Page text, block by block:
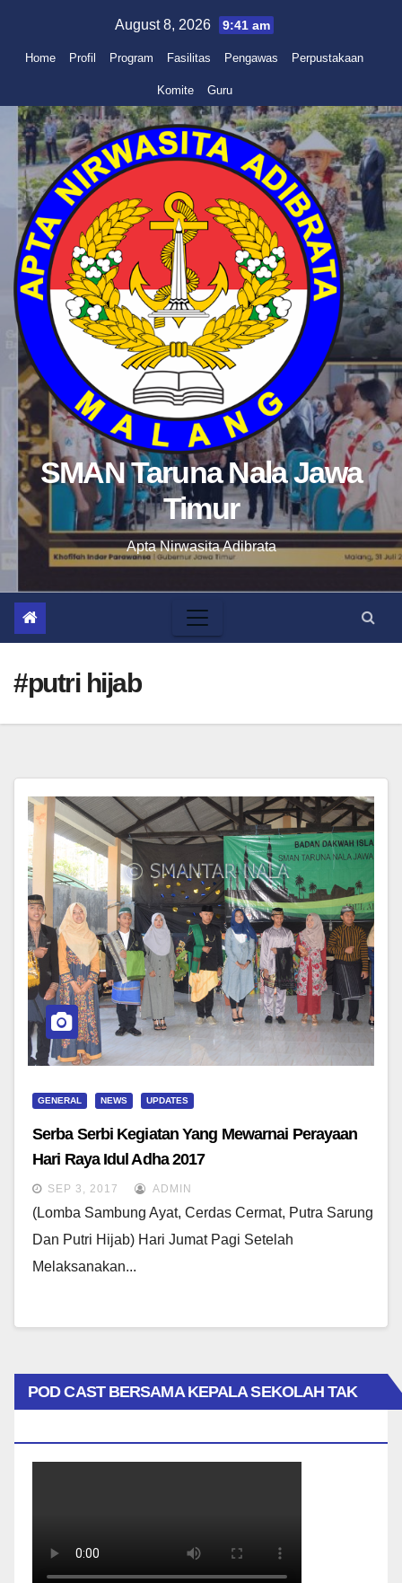
content
August 8, 2026 9:41 am
Home Profil Program Fasilitas Pengawas Perpustakaan
Komite Guru
SMAN Taruna Nala Jawa
Timur
Apta Nirwasita Adibrata
#putri hijab
GENERAL NEWS UPDATES
Serba Serbi Kegiatan Yang Mewarnai Perayaan
Hari Raya Idul Adha 2017
SEP 3, 2017 ADMIN
(Lomba Sambung Ayat, Cerdas Cermat, Putra Sarung
Dan Putri Hijab) Hari Jumat Pagi Setelah
Melaksanakan...
POD CAST BERSAMA KEPALA SEKOLAH TAK